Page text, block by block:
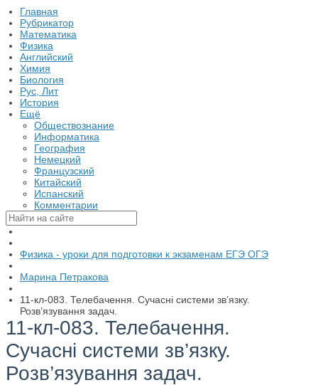
Главная
Рубрикатор
Математика
Физика
Английский
Химия
Биология
Рус, Лит
История
Ещё
Обществознание
Информатика
География
Немецкий
Французский
Китайский
Испанский
Комментарии
Физика - уроки для подготовки к экзаменам ЕГЭ ОГЭ
Марина Петракова
11-кл-083. Телебачення. Сучасні системи зв’язку.
Розв’язування задач.
11-кл-083. Телебачення.
Сучасні системи зв’язку.
Розв’язування задач.